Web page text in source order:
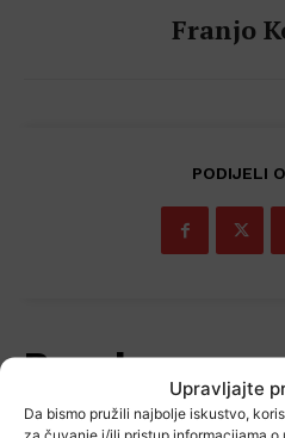
Upravljajte
Da bismo pružili najbolje iskustvo,
za čuvanje i/ili pristup informacijama o
Franjo
PODIJELI
Popularno